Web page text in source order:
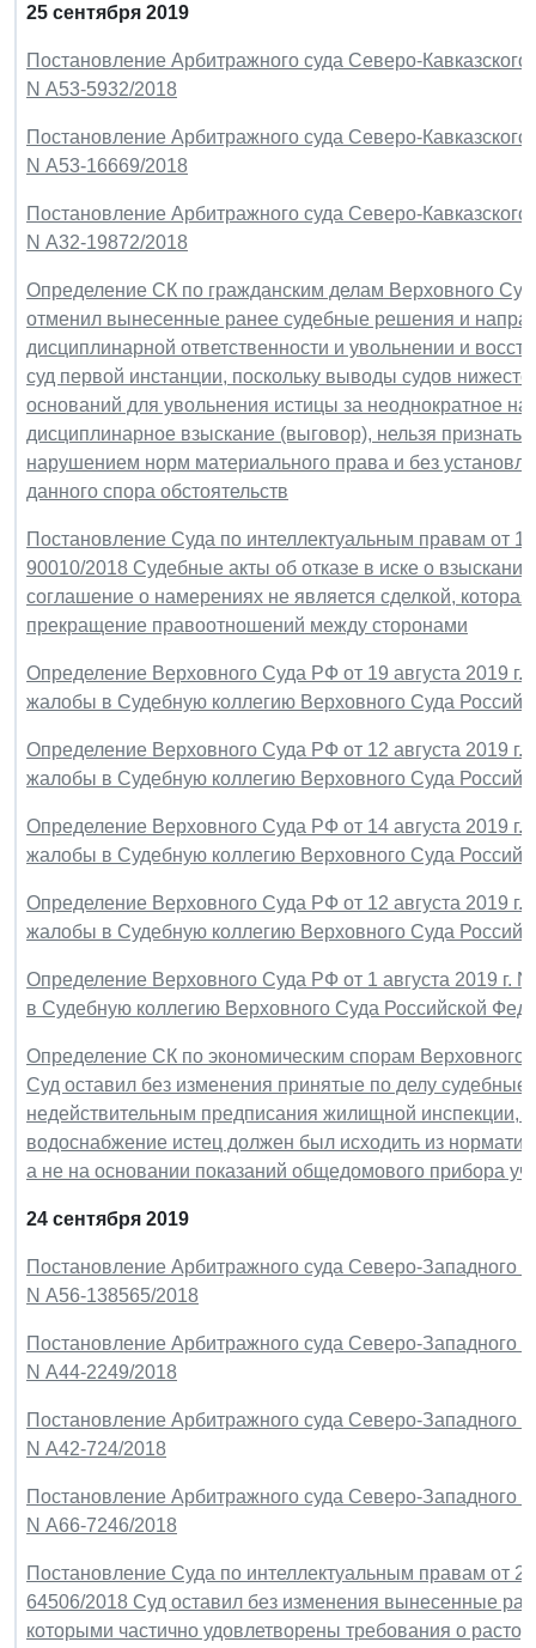
25 сентября 2019
Постановление Арбитражного суда Северо-
N А53-5932/2018
Постановление Арбитражного суда Северо-
N А53-16669/2018
Постановление Арбитражного суда Северо-
N А32-19872/2018
Определение СК по гражданским делам Верховного
отменил вынесенные ранее судебные решения и
дисциплинарной ответственности и увольнении и
суд первой инстанции, поскольку выводы судов
оснований для увольнения истицы за неоднократное
дисциплинарное взыскание (выговор), нельзя
нарушением норм материального права и без
данного спора обстоятельств
Постановление Суда по интеллектуальным правам от
90010/2018 Судебные акты об отказе в иске о
соглашение о намерениях не является сделкой,
прекращение правоотношений между сторонами
Определение Верховного Суда РФ от 19 августа 2019
жалобы в Судебную коллегию Верховного Суда
Определение Верховного Суда РФ от 12 августа 2019
жалобы в Судебную коллегию Верховного Суда
Определение Верховного Суда РФ от 14 августа 2019
жалобы в Судебную коллегию Верховного Суда
Определение Верховного Суда РФ от 12 августа 2019
жалобы в Судебную коллегию Верховного Суда
Определение Верховного Суда РФ от 1 августа 2019 г.
в Судебную коллегию Верховного Суда Российской
Определение СК по экономическим спорам
Суд оставил без изменения принятые по делу
недействительным предписания жилищной инспекции,
водоснабжение истец должен был исходить из
а не на основании показаний общедомового прибора
24 сентября 2019
Постановление Арбитражного суда Северо-Западного
N А56-138565/2018
Постановление Арбитражного суда Северо-Западного
N А44-2249/2018
Постановление Арбитражного суда Северо-Западного
N А42-724/2018
Постановление Арбитражного суда Северо-Западного
N А66-7246/2018
Постановление Суда по интеллектуальным правам от
64506/2018 Суд оставил без изменения вынесенные
которыми частично удовлетворены требования о